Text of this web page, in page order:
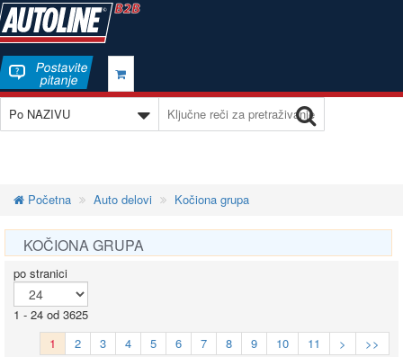
Postavite
pitanje
Početna Auto delovi Kočiona grupa
KOČIONA GRUPA
po stranici
1 - 24 od 3625
1
2 3 4 5 6 7 8 9 10 11 > >>